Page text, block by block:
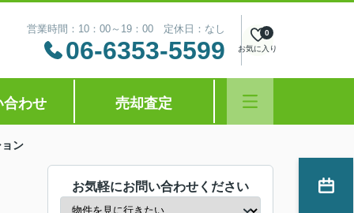
営業時間：10：00～19：00 定休日：なし
06-6353-5599 お気に入り
0
合わせ 売却査定
ン
お気軽にお問い合わせください